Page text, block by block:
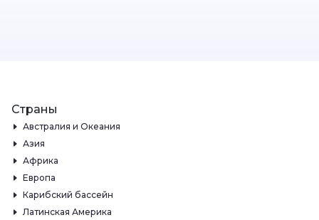
Страны
Австралия и Океания
Азия
Африка
Европа
Карибский бассейн
Латинская Америка